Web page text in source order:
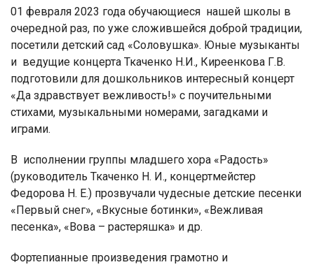
01 февраля 2023 года обучающиеся нашей школы в
очередной раз, по уже сложившейся доброй традиции,
посетили детский сад «Соловушка». Юные музыканты
и ведущие концерта Ткаченко Н.И., Киреенкова Г.В.
подготовили для дошкольников интересный концерт
«Да здравствует вежливость!» с поучительными
стихами, музыкальными номерами, загадками и
играми.
В исполнении группы младшего хора «Радость»
(руководитель Ткаченко Н. И., концертмейстер
Федорова Н. Е.) прозвучали чудесные детские песенки
«Первый снег», «Вкусные ботинки», «Вежливая
песенка», «Вова – растеряшка» и др.
Фортепианные произведения грамотно и